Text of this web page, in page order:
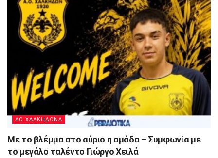
ΑΟ ΧΑΛΚΗΔΟΝΑ
Με το βλέμμα στο αύριο η ομάδα – Συμφωνία με
το μεγάλο ταλέντο Γιώργο Χειλά